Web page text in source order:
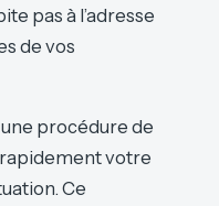
pas à l’adresse
de vos
procédure de
votre
Ce